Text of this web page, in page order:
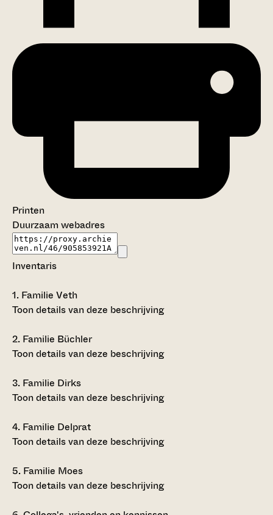
Printen
Duurzaam webadres
Inventaris
1. Familie Veth
Toon details van deze beschrijving
2. Familie Büchler
Toon details van deze beschrijving
3. Familie Dirks
Toon details van deze beschrijving
4. Familie Delprat
Toon details van deze beschrijving
5. Familie Moes
Toon details van deze beschrijving